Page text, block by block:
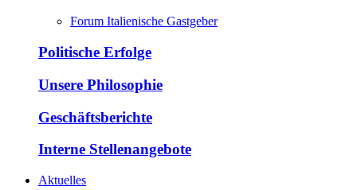
Forum Italienische Gastgeber
Politische Erfolge
Unsere Philosophie
Geschäftsberichte
Interne Stellenangebote
Aktuelles